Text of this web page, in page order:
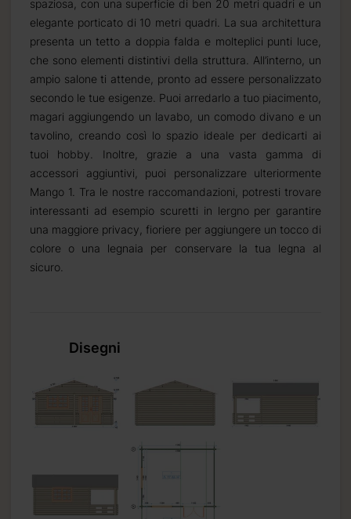
spaziosa, con una superficie di ben 20 metri quadri e un
elegante porticato di 10 metri quadri. La sua architettura
presenta un tetto a doppia falda e molteplici punti luce,
che sono elementi distintivi della struttura. All’interno, un
ampio salone ti attende, pronto ad essere personalizzato
secondo le tue esigenze. Puoi arredarlo a tuo piacimento,
magari aggiungendo un lavabo, un comodo divano e un
tavolino, creando così lo spazio ideale per dedicarti ai
tuoi hobby. Inoltre, grazie a una vasta gamma di
accessori aggiuntivi, puoi personalizzare ulteriormente
Mango 1. Tra le nostre raccomandazioni, potresti trovare
interessanti ad esempio scuretti in lergno per garantire
una maggiore privacy, fioriere per aggiungere un tocco di
colore o una legnaia per conservare la tua legna al
sicuro.
Disegni